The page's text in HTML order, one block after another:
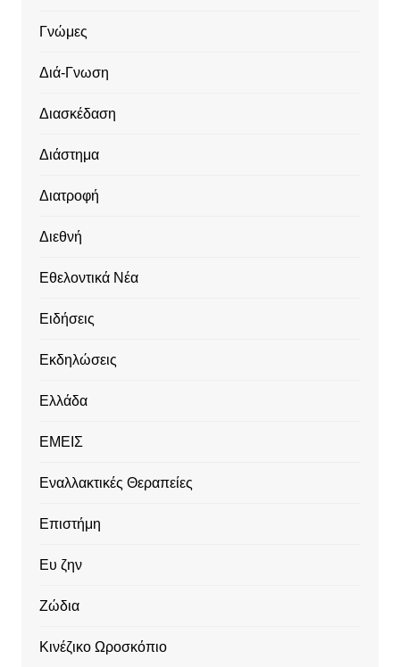
Γνώμες
Διά-Γνωση
Διασκέδαση
Διάστημα
Διατροφή
Διεθνή
Εθελοντικά Νέα
Ειδήσεις
Εκδηλώσεις
Ελλάδα
ΕΜΕΙΣ
Εναλλακτικές Θεραπείες
Επιστήμη
Ευ ζην
Ζώδια
Κινέζικο Ωροσκόπιο